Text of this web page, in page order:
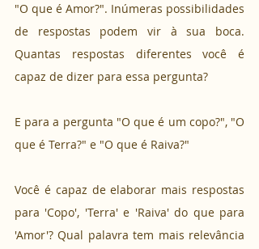
"O que é Amor?". Inúmeras possibilidades
de respostas podem vir à sua boca.
Quantas respostas diferentes você é
capaz de dizer para essa pergunta?
E para a pergunta "O que é um copo?", "O
que é Terra?" e "O que é Raiva?"
Você é capaz de elaborar mais respostas
para 'Copo', 'Terra' e 'Raiva' do que para
'Amor'? Qual palavra tem mais relevância